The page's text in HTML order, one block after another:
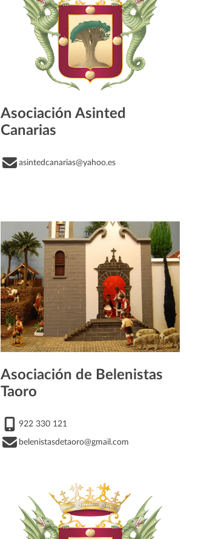
Asociación Asinted
Canarias
asintedcanarias@yahoo.es
Asociación de Belenistas
Taoro
922 330 121
belenistasdetaoro@gmail.com